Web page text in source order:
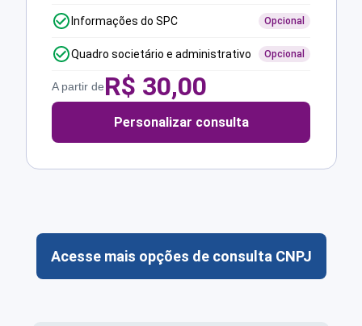
Informações do SPC Opcional
Quadro societário e administrativo Opcional
A partir deR$ 30,00
Personalizar consulta
Acesse mais opções de consulta CNPJ